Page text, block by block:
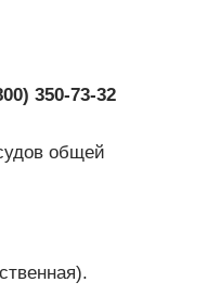
350-73-32
общей